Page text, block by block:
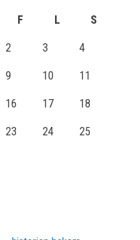
F L S
2 3 4
9 10 11
16 17 18
23 24 25